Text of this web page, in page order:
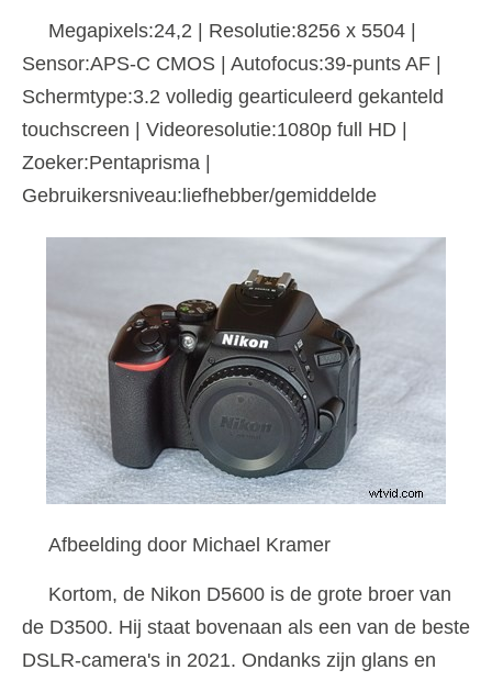
Megapixels:24,2 | Resolutie:8256 x 5504 |
Sensor:APS-C CMOS | Autofocus:39-punts AF |
Schermtype:3.2 volledig gearticuleerd gekanteld
touchscreen | Videoresolutie:1080p full HD |
Zoeker:Pentaprisma |
Gebruikersniveau:liefhebber/gemiddelde
Afbeelding door Michael Kramer
Kortom, de Nikon D5600 is de grote broer van
de D3500. Hij staat bovenaan als een van de beste
DSLR-camera's in 2021. Ondanks zijn glans en